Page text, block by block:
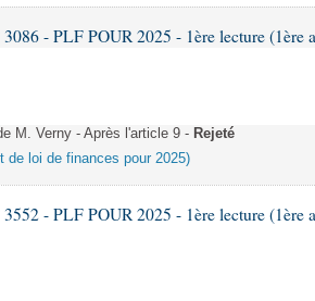
- PLF POUR 2025 - 1ère lecture (1ère
M. Verny - Après l'article 9 - Rejeté
de loi de finances pour 2025)
- PLF POUR 2025 - 1ère lecture (1ère